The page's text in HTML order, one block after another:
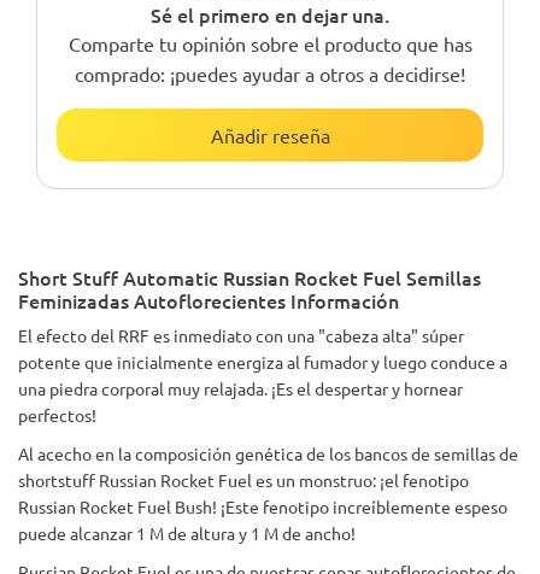
Sé el primero en dejar una.
Comparte tu opinión sobre el producto que has
comprado: ¡puedes ayudar a otros a decidirse!
Añadir reseña
Short Stuff Automatic Russian Rocket Fuel Semillas
Feminizadas Autoflorecientes Información
El efecto del RRF es inmediato con una "cabeza alta" súper
potente que inicialmente energiza al fumador y luego conduce a
una piedra corporal muy relajada. ¡Es el despertar y hornear
perfectos!
Al acecho en la composición genética de los bancos de semillas de
shortstuff Russian Rocket Fuel es un monstruo: ¡el fenotipo
Russian Rocket Fuel Bush! ¡Este fenotipo increíblemente espeso
puede alcanzar 1 M de altura y 1 M de ancho!